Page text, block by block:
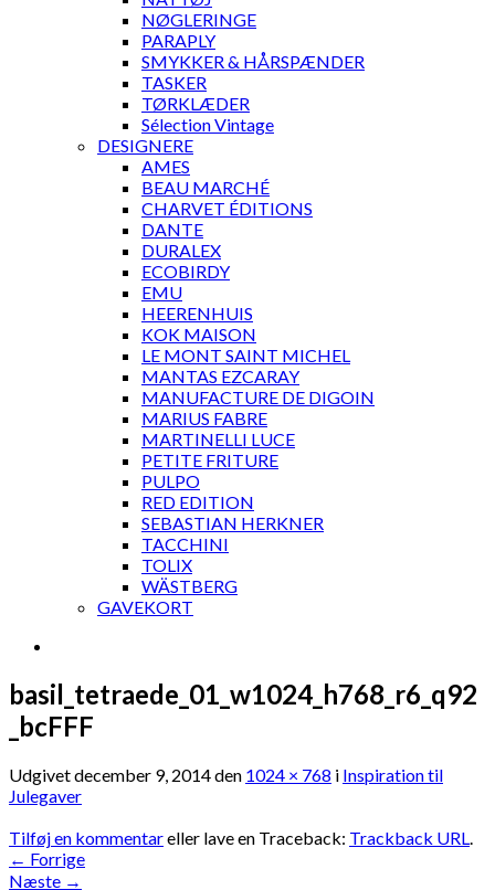
NØGLERINGE
PARAPLY
SMYKKER & HÅRSPÆNDER
TASKER
TØRKLÆDER
Sélection Vintage
DESIGNERE
AMES
BEAU MARCHÉ
CHARVET ÉDITIONS
DANTE
DURALEX
ECOBIRDY
EMU
HEERENHUIS
KOK MAISON
LE MONT SAINT MICHEL
MANTAS EZCARAY
MANUFACTURE DE DIGOIN
MARIUS FABRE
MARTINELLI LUCE
PETITE FRITURE
PULPO
RED EDITION
SEBASTIAN HERKNER
TACCHINI
TOLIX
WÄSTBERG
GAVEKORT
basil_tetraede_01_w1024_h768_r6_q92
_bcFFF
Udgivetdecember 9, 2014den 1024 × 768 i Inspiration til
Julegaver
Tilføj en kommentareller lave en Traceback: Trackback URL.
← Forrige
Næste →